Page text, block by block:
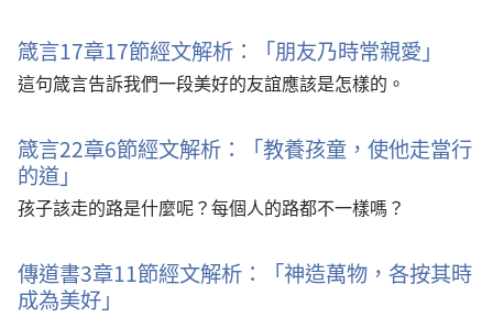
箴言17章17節經文解析：「朋友乃時常親愛」
這句箴言告訴我們一段美好的友誼應該是怎樣的。
箴言22章6節經文解析：「教養孩童，使他走當行
的道」
孩子該走的路是什麼呢？每個人的路都不一樣嗎？
傳道書3章11節經文解析：「神造萬物，各按其時
成為美好」